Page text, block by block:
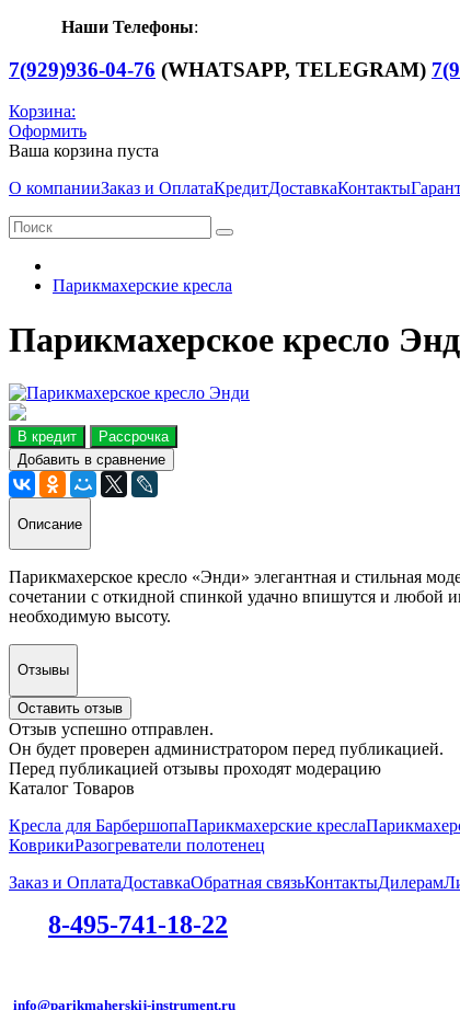
Наши Телефоны:
7(929)936-04-76 (WHATSAPP, TELEGRAM)
Корзина:
Оформить
Ваша корзина пуста
О компанииЗаказ и ОплатаКредитДоставкаКонтакты
Парикмахерские кресла
Парикмахерское кресло
В кредит
Рассрочка
Добавить в сравнение
Описание
Парикмахерское кресло «Энди» элегантная и стильная
сочетании с откидной спинкой удачно впишутся и любой
необходимую высоту.
Отзывы
Оставить отзыв
Отзыв успешно отправлен.
Он будет проверен администратором перед публикацией.
Перед публикацией отзывы проходят модерацию
Каталог Товаров
Кресла для БарбершопаПарикмахерские кресла
КоврикиРазогреватели полотенец
Заказ и ОплатаДоставкаОбратная связьКонтактыДилерам
8-495-741-18-22
info@parikmaherskij-instrument.ru